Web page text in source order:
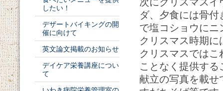
したい！
デザートバイキングの開
催に向けて
英文論文掲載のお知らせ
デイケア栄養講座につい
て
ダ、夕食には骨
で塩コショウに
クリスマス時期
クリスマスでは
ことなく提供す
献立の写真を載せ